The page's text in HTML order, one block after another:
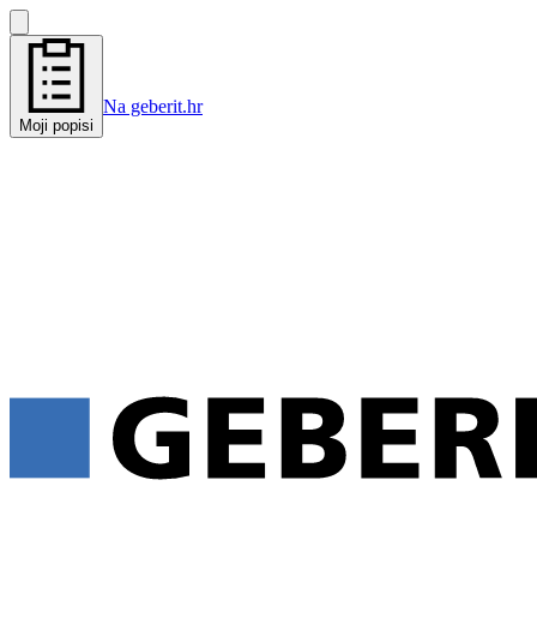
Moji popisi
Na geberit.hr